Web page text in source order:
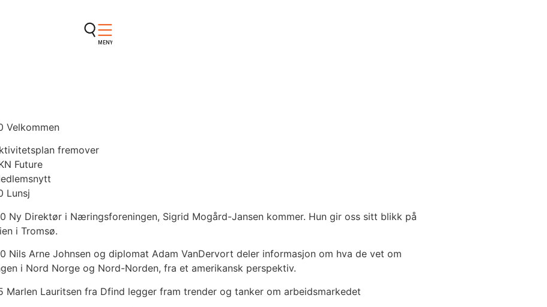
MENY
Velkommen
fremover
Future
Lunsj
Ny Direktør i Næringsforeningen, Sigrid Mogård-Jansen kommer. Hun gir oss sitt blikk på
i Tromsø.
Nils Arne Johnsen og diplomat Adam VanDervort deler informasjon om hva de vet om
i Nord Norge og Nord-Norden, fra et amerikansk perspektiv.
Marlen Lauritsen fra Dfind legger fram trender og tanker om arbeidsmarkedet